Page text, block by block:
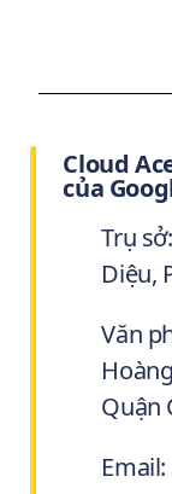
Cloud
của
Trụ
Diệu,
Văn
Quận
Email: